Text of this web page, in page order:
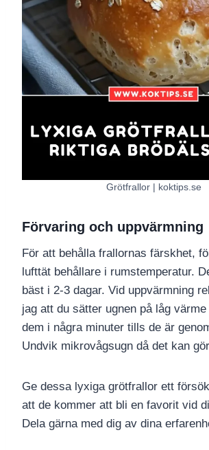
Grötfrallor | koktips.se
Förvaring och uppvärmning
För att behålla frallornas färskhet,
lufttät behållare i rumstemperatur.
bäst i 2-3 dagar. Vid uppvärmning
jag att du sätter ugnen på låg
dem i några minuter tills de är
Undvik mikrovågsugn då det kan
Ge dessa lyxiga grötfrallor ett
att de kommer att bli en favorit vid
Dela gärna med dig av dina